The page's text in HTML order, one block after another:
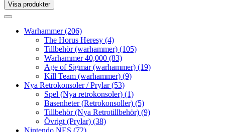
Visa produkter
Toggle
Toggle
navigationWarhammer(206)
The Horus Heresy (4)
Tillbehör (warhammer) (105)
Warhammer 40,000 (83)
Age of Sigmar (warhammer) (19)
Kill Team (warhammer) (9)
Nya Retrokonsoler / Prylar(53)
Spel (Nya retrokonsoler) (1)
Basenheter (Retrokonsoller) (5)
Tillbehör (Nya Retrotillbehör) (9)
Övrigt (Prylar) (38)